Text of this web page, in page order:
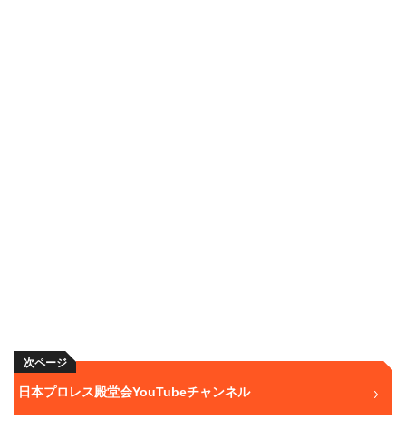
次ページ
日本プロレス殿堂会YouTubeチャンネル